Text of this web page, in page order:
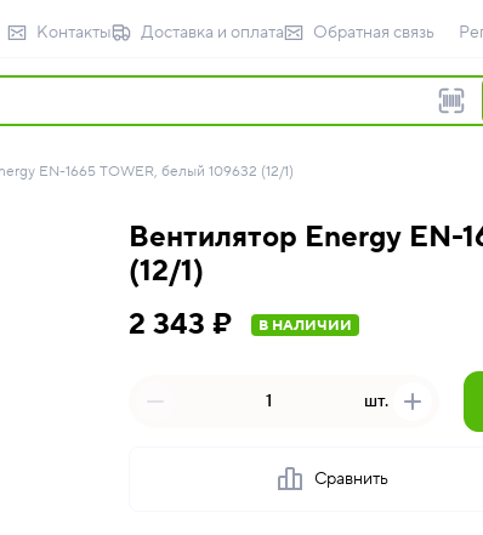
Контакты Доставка и оплата Обратная связь
EN-1665 TOWER, белый 109632 (12/1)
Вентилятор Energy EN-
(12/1)
2 343 ₽
В НАЛИЧИИ
шт.
Сравнить